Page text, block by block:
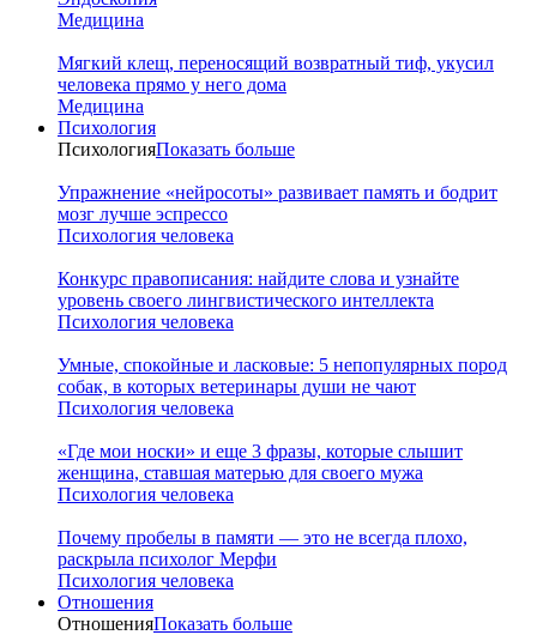
Медицина
Мягкий клещ, переносящий возвратный тиф, укусил
человека прямо у него дома
Медицина
Психология
ПсихологияПоказать больше
Упражнение «нейросоты» развивает память и бодрит
мозг лучше эспрессо
Психология человека
Конкурс правописания: найдите слова и узнайте
уровень своего лингвистического интеллекта
Психология человека
Умные, спокойные и ласковые: 5 непопулярных пород
собак, в которых ветеринары души не чают
Психология человека
«Где мои носки» и еще 3 фразы, которые слышит
женщина, ставшая матерью для своего мужа
Психология человека
Почему пробелы в памяти — это не всегда плохо,
раскрыла психолог Мерфи
Психология человека
Отношения
ОтношенияПоказать больше